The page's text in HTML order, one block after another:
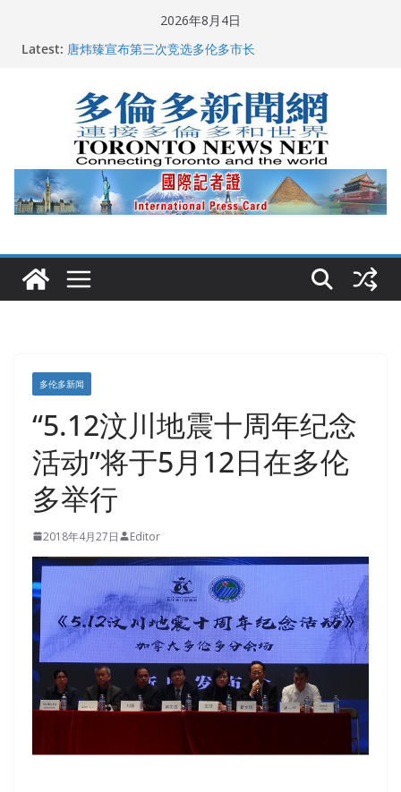
2026年8月4日
Latest: 2026深圳国际佛事用品展览会暨沉香文化艺术展开幕盛
2026加拿大青少年儿童绘画比赛颁奖典礼多伦多举行
龚晓华参加多伦多骄傲大游行 与市民分享竞选理念
多伦多市长选举拉开帷幕 多名华人候选人宣布角逐
多伦多新闻
“5.12汶川地震十周年纪念
活动”将于5月12日在多伦
多举行
2018年4月27日 Editor